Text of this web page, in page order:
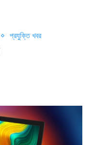
প্রযুক্তি খবর